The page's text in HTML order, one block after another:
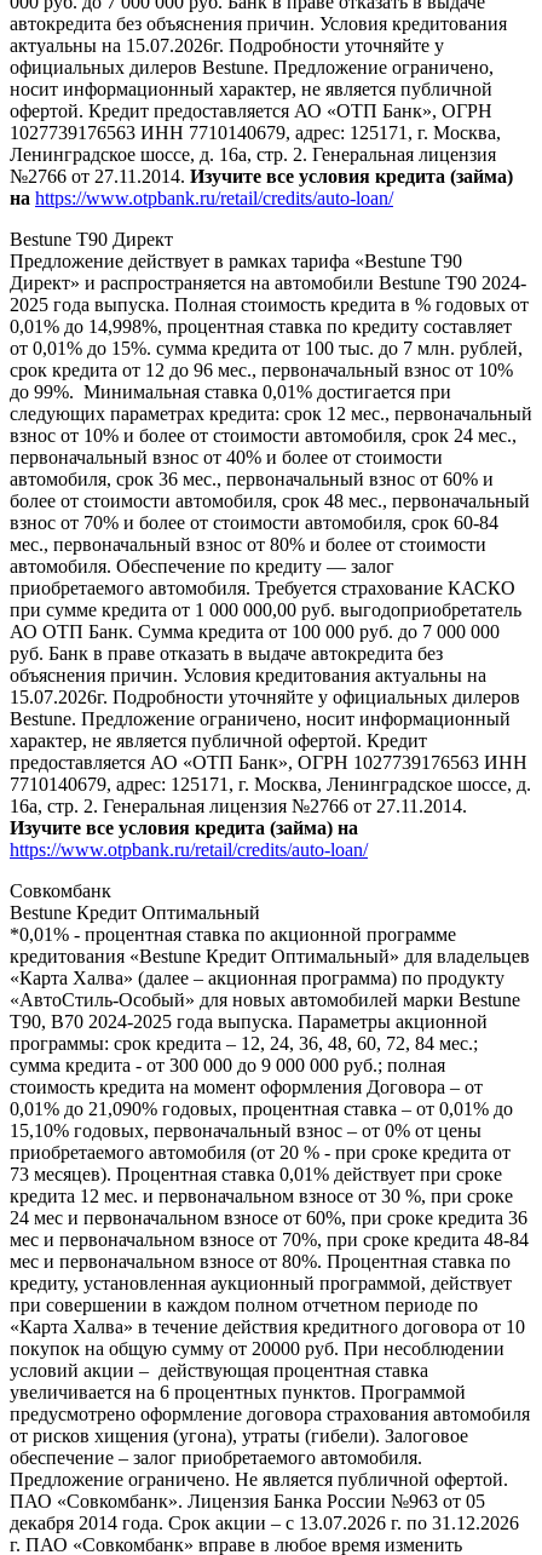
автокредита без объяснения причин. Условия кредитования
актуальны на 15.07.2026г. Подробности уточняйте у
официальных дилеров Bestune. Предложение ограничено,
носит информационный характер, не является публичной
офертой. Кредит предоставляется АО «ОТП Банк», ОГРН
1027739176563 ИНН 7710140679, адрес: 125171, г. Москва,
Ленинградское шоссе, д. 16а, стр. 2. Генеральная лицензия
№2766 от 27.11.2014. Изучите все условия кредита (займа)
на https://www.otpbank.ru/retail/credits/auto-loan/
Bestune T90 Директ
Предложение действует в рамках тарифа «Bestune T90
Директ» и распространяется на автомобили Bestune T90 2024-
2025 года выпуска. Полная стоимость кредита в % годовых от
0,01% до 14,998%, процентная ставка по кредиту составляет
от 0,01% до 15%. сумма кредита от 100 тыс. до 7 млн. рублей,
срок кредита от 12 до 96 мес., первоначальный взнос от 10%
до 99%. Минимальная ставка 0,01% достигается при
следующих параметрах кредита: срок 12 мес., первоначальный
взнос от 10% и более от стоимости автомобиля, срок 24 мес.,
первоначальный взнос от 40% и более от стоимости
автомобиля, срок 36 мес., первоначальный взнос от 60% и
более от стоимости автомобиля, срок 48 мес., первоначальный
взнос от 70% и более от стоимости автомобиля, срок 60-84
мес., первоначальный взнос от 80% и более от стоимости
автомобиля. Обеспечение по кредиту — залог
приобретаемого автомобиля. Требуется страхование КАСКО
при сумме кредита от 1 000 000,00 руб. выгодоприобретатель
АО ОТП Банк. Сумма кредита от 100 000 руб. до 7 000 000
руб. Банк в праве отказать в выдаче автокредита без
объяснения причин. Условия кредитования актуальны на
15.07.2026г. Подробности уточняйте у официальных дилеров
Bestune. Предложение ограничено, носит информационный
характер, не является публичной офертой. Кредит
предоставляется АО «ОТП Банк», ОГРН 1027739176563 ИНН
7710140679, адрес: 125171, г. Москва, Ленинградское шоссе, д.
16а, стр. 2. Генеральная лицензия №2766 от 27.11.2014.
Изучите все условия кредита (займа) на
https://www.otpbank.ru/retail/credits/auto-loan/
Совкомбанк
Bestune Кредит Оптимальный
*0,01% - процентная ставка по акционной программе
кредитования «Bestune Кредит Оптимальный» для владельцев
«Карта Халва» (далее – акционная программа) по продукту
«АвтоСтиль-Особый» для новых автомобилей марки Bestune
T90, B70 2024-2025 года выпуска. Параметры акционной
программы: срок кредита – 12, 24, 36, 48, 60, 72, 84 мес.;
сумма кредита - от 300 000 до 9 000 000 руб.; полная
стоимость кредита на момент оформления Договора – от
0,01% до 21,090% годовых, процентная ставка – от 0,01% до
15,10% годовых, первоначальный взнос – от 0% от цены
приобретаемого автомобиля (от 20 % - при сроке кредита от
73 месяцев). Процентная ставка 0,01% действует при сроке
кредита 12 мес. и первоначальном взносе от 30 %, при сроке
24 мес и первоначальном взносе от 60%, при сроке кредита 36
мес и первоначальном взносе от 70%, при сроке кредита 48-84
мес и первоначальном взносе от 80%. Процентная ставка по
кредиту, установленная аукционный программой, действует
при совершении в каждом полном отчетном периоде по
«Карта Халва» в течение действия кредитного договора от 10
покупок на общую сумму от 20000 руб. При несоблюдении
условий акции – действующая процентная ставка
увеличивается на 6 процентных пунктов. Программой
предусмотрено оформление договора страхования автомобиля
от рисков хищения (угона), утраты (гибели). Залоговое
обеспечение – залог приобретаемого автомобиля.
Предложение ограничено. Не является публичной офертой.
ПАО «Совкомбанк». Лицензия Банка России №963 от 05
декабря 2014 года. Срок акции – с 13.07.2026 г. по 31.12.2026
г. ПАО «Совкомбанк» вправе в любое время изменить